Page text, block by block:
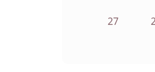
27